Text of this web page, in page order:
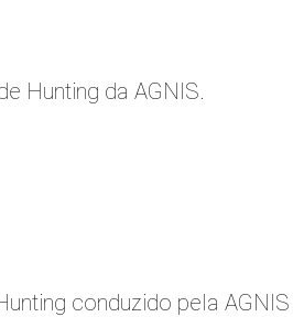
Hunting da AGNIS.
conduzido pela AGNIS